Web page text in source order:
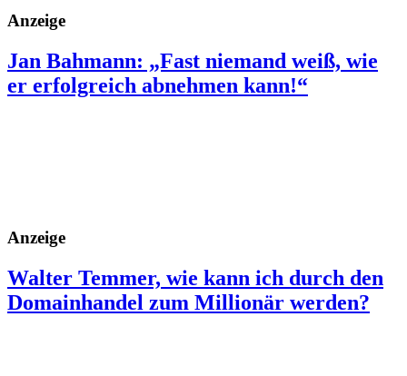
Anzeige
Jan Bahmann: „Fast niemand weiß, wie
er erfolgreich abnehmen kann!“
Anzeige
Walter Temmer, wie kann ich durch den
Domainhandel zum Millionär werden?